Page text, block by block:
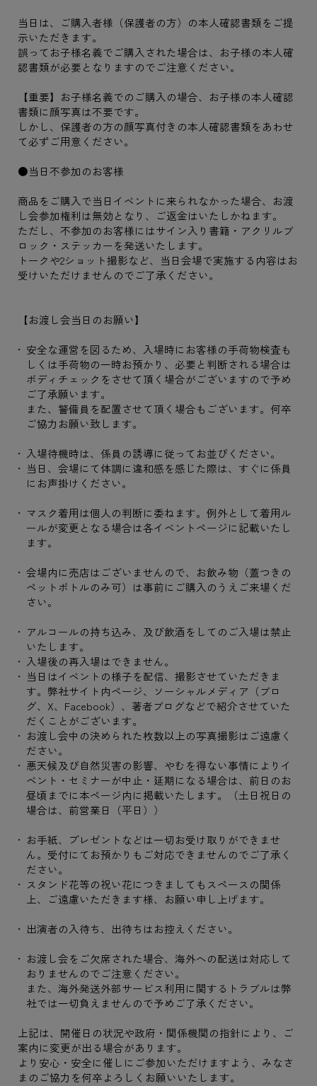
当日は、ご購入者様（保護者の方）の本人確認書類をご提
示いただきます。
誤ってお子様名義でご購入された場合は、お子様の本人確
認書類が必要となりますのでご注意ください。
【重要】お子様名義でのご購入の場合、お子様の本人確認
書類に顔写真は不要です。
しかし、保護者の方の顔写真付きの本人確認書類をあわせ
て必ずご用意ください。
●当日不参加のお客様
商品をご購入で当日イベントに来られなかった場合、お渡
し会参加権利は無効となり、ご返金はいたしかねます。
ただし、不参加のお客様にはサイン入り書籍・アクリルブ
ロック・ステッカーを発送いたします。
トークや2ショット撮影など、当日会場で実施する内容はお
受けいただけませんのでご了承ください。
【お渡し会当日のお願い】
安全な運営を図るため、入場時にお客様の手荷物検査も
しくは手荷物の一時お預かり、必要と判断される場合は
ボディチェックをさせて頂く場合がございますので予め
ご了承願います。
また、警備員を配置させて頂く場合もございます。何卒
ご協力お願い致します。
入場待機時は、係員の誘導に従ってお並びください。
当日、会場にて体調に違和感を感じた際は、すぐに係員
にお声掛けください。
マスク着用は個人の判断に委ねます。例外として着用ル
ールが変更となる場合は各イベントページに記載いたし
ます。
会場内に売店はございませんので、お飲み物（蓋つきの
ペットボトルのみ可）は事前にご購入のうえご来場くだ
さい。
アルコールの持ち込み、及び飲酒をしてのご入場は禁止
いたします。
入場後の再入場はできません。
当日はイベントの様子を配信、撮影させていただきま
す。弊社サイト内ページ、ソーシャルメディア（ブロ
グ、X、Facebook）、著者ブログなどで紹介させていた
だくことがございます。
お渡し会中の決められた枚数以上の写真撮影はご遠慮く
ださい。
悪天候及び自然災害の影響、やむを得ない事情によりイ
ベント・セミナーが中止・延期になる場合は、前日のお
昼頃までに本ページ内に掲載いたします。（土日祝日の
場合は、前営業日（平日））
お手紙、プレゼントなどは一切お受け取りができませ
ん。受付にてお預かりもご対応できませんのでご了承く
ださい。
スタンド花等の祝い花につきましてもスペースの関係
上、ご遠慮いただきます様、お願い申し上げます。
出演者の入待ち、出待ちはお控えください。
お渡し会をご欠席された場合、海外への配送は対応して
おりませんのでご注意ください。
また、海外発送外部サービス利用に関するトラブルは弊
社では一切負えませんので予めご了承ください。
上記は、開催日の状況や政府・関係機関の指針により、ご
案内に変更が出る場合があります。
より安心・安全に催しにご参加いただけますよう、みなさ
まのご協力を何卒よろしくお願いいたします。